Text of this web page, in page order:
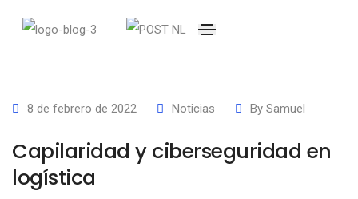
8 de febrero de 2022 Noticias By Samuel
Capilaridad y ciberseguridad en
logística